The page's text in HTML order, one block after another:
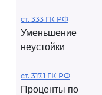
ст. 333 ГК РФ
Уменьшение
неустойки
ст. 317.1 ГК РФ
Проценты по